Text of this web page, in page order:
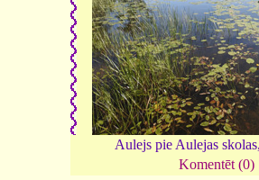
Aulejs pie Aulejas
Komentēt (0)